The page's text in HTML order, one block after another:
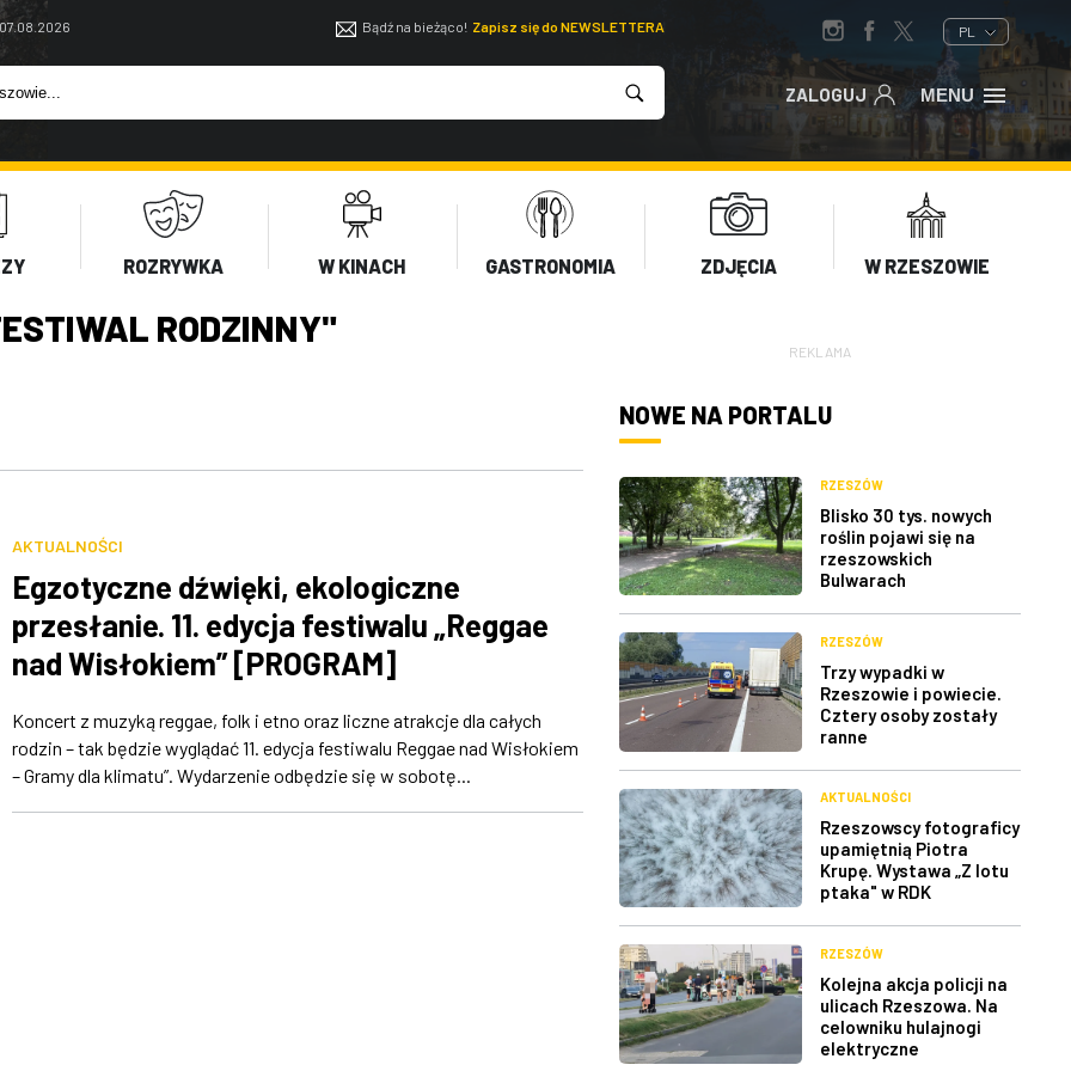
Bądź na bieżąco! Zapisz się do NEWSLETTERA PL
ZALOGUJ MENU
ROZRYWKA W KINACH GASTRONOMIA ZDJĘCIA W RZESZOWIE
RODZINNY"
AKTUALNOŚCI
Egzotyczne dźwięki, ekologiczne
przesłanie. 11. edycja festiwalu „Reggae
nad Wisłokiem” [PROGRAM]
Koncert z muzyką reggae, folk i etno oraz liczne atrakcje dla całych
rodzin – tak będzie wyglądać 11. edycja festiwalu Reggae nad Wisłokiem
– Gramy dla klimatu”. Wydarzenie odbędzie się w sobotę...
REKLAMA
NOWE NA PORTALU
RZESZÓW
Blisko 30 tys. nowych
roślin pojawi się na
rzeszowskich
Bulwarach
RZESZÓW
Trzy wypadki w
Rzeszowie i powiecie.
Cztery osoby zostały
ranne
AKTUALNOŚCI
Rzeszowscy fotograficy
upamiętnią Piotra
Krupę. Wystawa „Z lotu
ptaka" w RDK
RZESZÓW
Kolejna akcja policji na
ulicach Rzeszowa. Na
celowniku hulajnogi
elektryczne